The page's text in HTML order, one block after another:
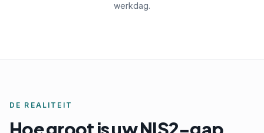
werkdag.
DE REALITEIT